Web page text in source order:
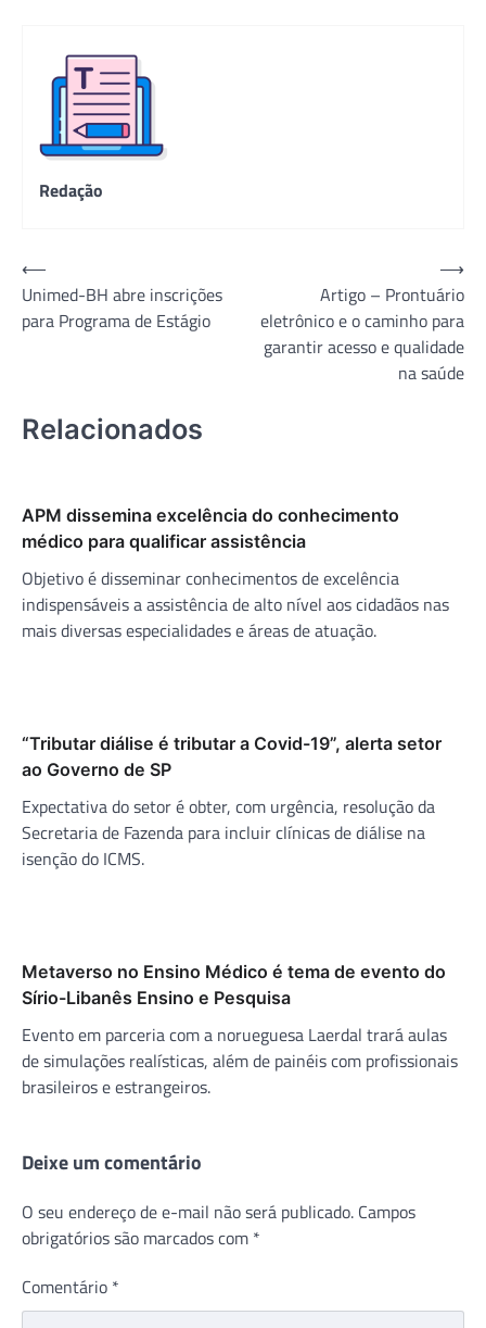
Redação
Navegação
de
Post
⟵
Unimed-BH abre inscrições
para Programa de Estágio
Artigo – Prontuário
eletrônico e o caminho para
garantir acesso e qualidade
na saúde
⟶
Relacionados
APM dissemina excelência do conhecimento
médico para qualificar assistência
Objetivo é disseminar conhecimentos de excelência
indispensáveis a assistência de alto nível aos cidadãos nas
mais diversas especialidades e áreas de atuação.
“Tributar diálise é tributar a Covid-19”, alerta setor
ao Governo de SP
Expectativa do setor é obter, com urgência, resolução da
Secretaria de Fazenda para incluir clínicas de diálise na
isenção do ICMS.
Metaverso no Ensino Médico é tema de evento do
Sírio-Libanês Ensino e Pesquisa
Evento em parceria com a norueguesa Laerdal trará aulas
de simulações realísticas, além de painéis com profissionais
brasileiros e estrangeiros.
Deixe um comentário
O seu endereço de e-mail não será publicado. Campos
obrigatórios são marcados com *
Comentário *